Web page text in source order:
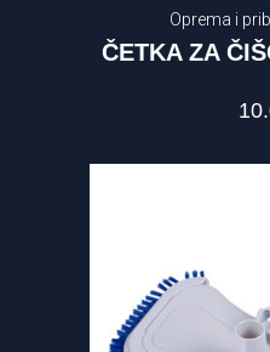
Oprema i
ČETKA ZA